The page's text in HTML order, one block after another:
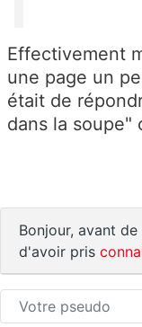
Effectivement
une page un
était de
dans la soupe"
Bonjour, avant
d'avoir pris